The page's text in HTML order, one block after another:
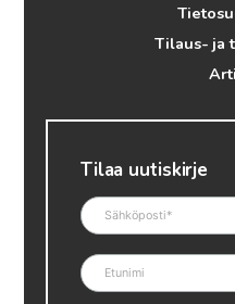
Tilaus- ja
Tilaa uutiskirje